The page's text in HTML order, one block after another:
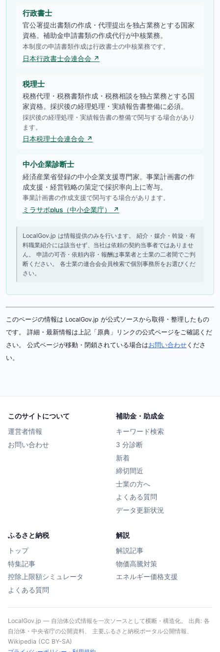
行政書士
官公署提出書類の作成・代理提出を独占業務とする国家
資格。補助金申請書類の作成代行が中核業務。
本制度の申請書類作成は行政書士の中核業務です。
日本行政書士会連合会 ↗
税理士
税務代理・税務書類作成・税務相談を独占業務とする国
家資格。採択後の経理処理・実績報告書整備に必須。
採択後の経理処理・実績報告書の整備で関与する場合があり
ます。
日本税理士会連合会 ↗
中小企業診断士
経済産業省登録の中小企業支援専門家。事業計画書の作
成支援・経営戦略の策定で採択率向上に寄与。
事業計画書の作成支援で関与する場合があります。
ミラサポplus（中小企業庁） ↗
LocalGov.jp は情報提供のみを行います。 紹介・媒介・斡旋・有
料職業紹介には該当せず、当社は依頼の契約当事者ではありませ
ん。 申請の可否・依頼内容・報酬は事業者と士業の二者間でご判
断ください。 各士業の連合会会員検索で個別事務所をお選びくだ
さい。
このページの情報は LocalGov.jp が公式ソースから取得・整理したもの
です。 詳細・最新情報は上記「原典」リンクの公式ページをご確認くだ
さい。 公式ページが移動・閉鎖されている場合はお問い合わせ くださ
い。
このサイトについて
運営者情報
お問い合わせ
補助金・助成金
キーワード検索
3 分診断
新着
締切間近
士業の方へ
よくある質問
データ更新状況
ふるさと納税
トップ
特集記事
控除上限額シミュレータ
よくある質問
解説
解説記事
物価高騰対策
エネルギー価格支援
LocalGov.jp — 自治体公式情報を一次ソースとして横断・構造化。 出典: 各
自治体・中央省庁の公開資料、 主要ふるさと納税ポータル公開情報、
Wikipedia (CC BY-SA)